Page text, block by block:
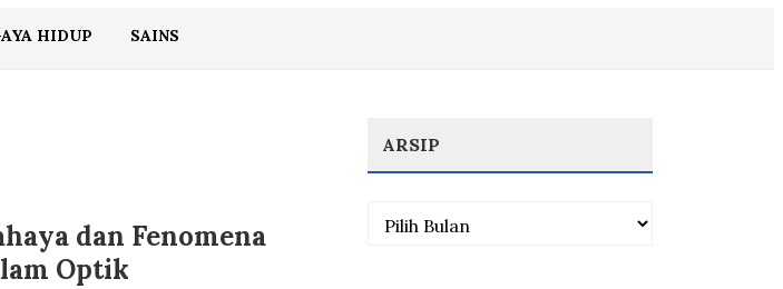
HIDUP SAINS
dan Fenomena
Optik
ARSIP
Arsip